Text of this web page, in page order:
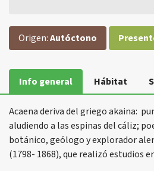
Origen:Autóctono
Info general Hábitat
Acaena deriva del griego akaina:
aludiendo a las espinas del cáliz;
botánico, geólogo y explorador
(1798- 1868), que realizó estudios